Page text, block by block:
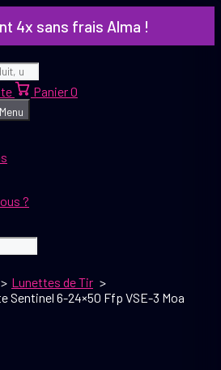
4x sans frais Alma !
Rechercher
Panier0
Menu
?
Lunettes de Tir
Sentinel 6-24×50 Ffp VSE-3 Moa